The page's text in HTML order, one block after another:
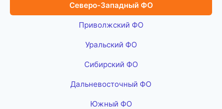
Северо-Западный ФО
Приволжский ФО
Уральский ФО
Сибирский ФО
Дальневосточный ФО
Южный ФО